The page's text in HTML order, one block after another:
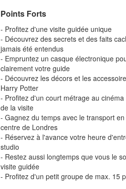
Points Forts
- Profitez d'une visite guidée unique
- Découvrez des secrets et des faits
jamais été entendus
- Empruntez un casque électronique
clairement votre guide
- Découvrez les décors et les
Harry Potter
- Profitez d'un court métrage au
de la visite
- Gagnez du temps avec le transport
centre de Londres
- Réservez à l'avance votre heure
studio
- Restez aussi longtemps que vous le
visite guidée
- Profitez d'un petit groupe de max. 15